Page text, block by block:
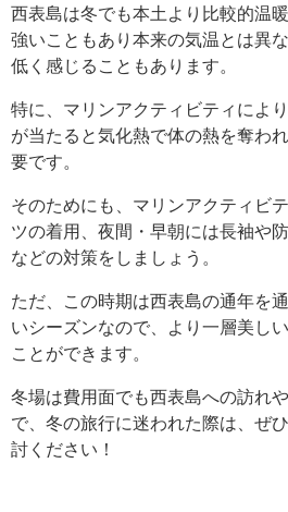
西表島は冬でも本土より比較的温
強いこともあり本来の気温とは異
低く感じることもあります。
特に、マリンアクティビティによ
が当たると気化熱で体の熱を奪わ
要です。
そのためにも、マリンアクティビ
ツの着用、夜間・早朝には長袖や
などの対策をしましょう。
ただ、この時期は西表島の通年を
いシーズンなので、より一層美し
ことができます。
冬場は費用面でも西表島への訪れ
で、冬の旅行に迷われた際は、ぜ
討ください！